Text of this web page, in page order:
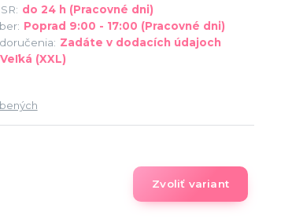
do 24 h (Pracovné dni)
Poprad 9:00 - 17:00 (Pracovné dni)
Zadáte v dodacích údajoch
Veľká (XXL)
Zvoliť variant